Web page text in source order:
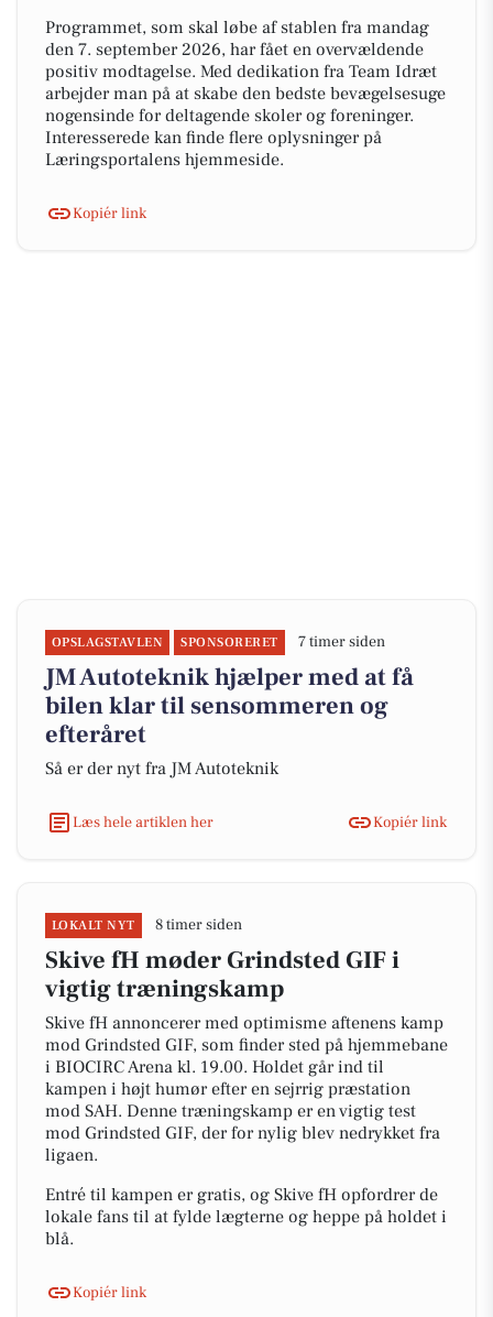
Programmet, som skal løbe af stablen fra mandag
den 7. september 2026, har fået en overvældende
positiv modtagelse. Med dedikation fra Team Idræt
arbejder man på at skabe den bedste bevægelsesuge
nogensinde for deltagende skoler og foreninger.
Interesserede kan finde flere oplysninger på
Læringsportalens hjemmeside.
Kopiér link
OPSLAGSTAVLEN SPONSORERET 7 timer siden
JM Autoteknik hjælper med at få
bilen klar til sensommeren og
efteråret
Så er der nyt fra JM Autoteknik
Læs hele artiklen her Kopiér link
LOKALT NYT 8 timer siden
Skive fH møder Grindsted GIF i
vigtig træningskamp
Skive fH annoncerer med optimisme aftenens kamp
mod Grindsted GIF, som finder sted på hjemmebane
i BIOCIRC Arena kl. 19.00. Holdet går ind til
kampen i højt humør efter en sejrrig præstation
mod SAH. Denne træningskamp er en vigtig test
mod Grindsted GIF, der for nylig blev nedrykket fra
ligaen.
Entré til kampen er gratis, og Skive fH opfordrer de
lokale fans til at fylde lægterne og heppe på holdet i
blå.
Kopiér link